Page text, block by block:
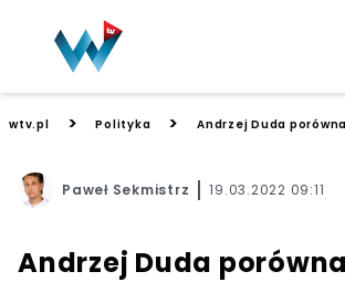
wtv.pl > Polityka > Andrzej Duda
Paweł Sekmistrz 19.03.2022 09:11
Andrzej Duda